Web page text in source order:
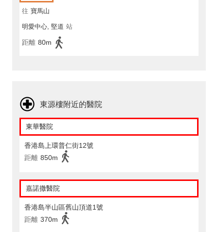
往 寶馬山
明愛中心, 堅道 站
距離 80m
東源樓附近的醫院
東華醫院
香港島上環普仁街12號
距離 850m
嘉諾撒醫院
香港島半山區舊山頂道1號
距離 370m